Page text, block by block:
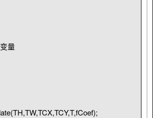
+ i * lineByteOut + j)
+ i * lineByteOut + j);
i < m_imgHeight -
+ 1; i++)
j
量